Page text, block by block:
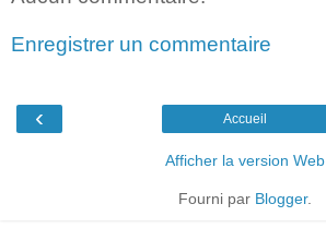
Enregistrer un commentaire
‹ Accueil
Afficher la version Web
Fourni par Blogger.